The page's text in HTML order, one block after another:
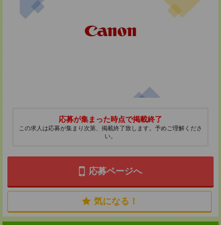
応募が集まった時点で掲載終了
この求人は応募が集まり次第、掲載終了致します。予めご理解くださ
い。
応募ページへ
気になる！